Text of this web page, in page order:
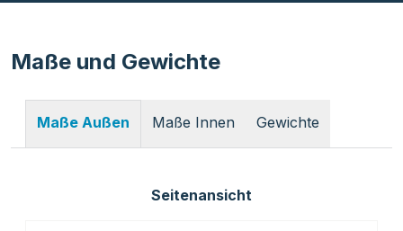
Maße und Gewichte
Maße Außen Maße Innen Gewichte
Seitenansicht